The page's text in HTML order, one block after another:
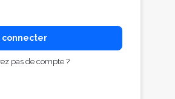
connecter
pas de compte ?